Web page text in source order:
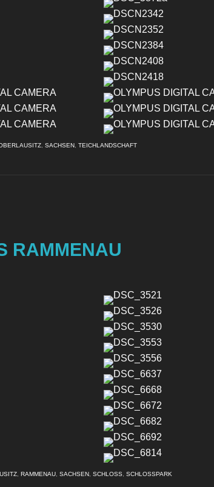
,SACHSEN ,TEICHLANDSCHAFT
RAMMENAU
,RAMMENAU ,SACHSEN ,SCHLOSS ,SCHLOSSPARK